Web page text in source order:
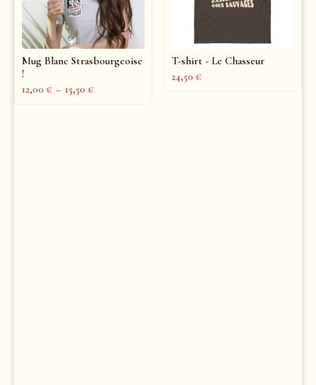
Mug Blanc Strasbourgeoise
!
12,00 € – 15,50 €
T-shirt - Le Chasseur
24,50 €